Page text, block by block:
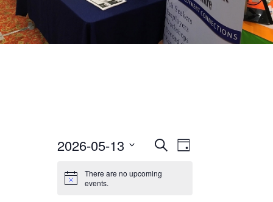
EVENTS
SEARCH
SearchEVENT
Day
2026-05-13
date.
There are no upcoming
events.